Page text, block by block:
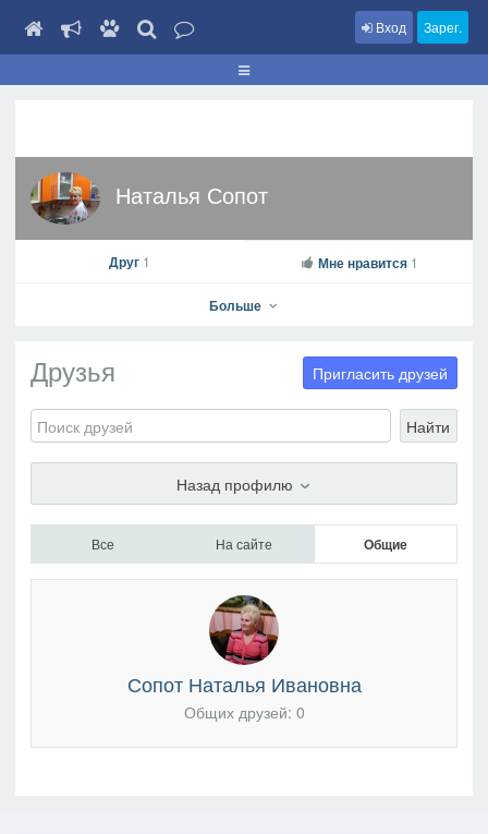
Вход Зарег.
Наталья Сопот
Наталья Сопот
На профиль
Фото Видео
Друг 1 Мне нравится 1
Больше
Друзья
Найти
Пригласить друзей
Назад профилю
Все На сайте Общие
Сопот Наталья Ивановна
Общих друзей: 0